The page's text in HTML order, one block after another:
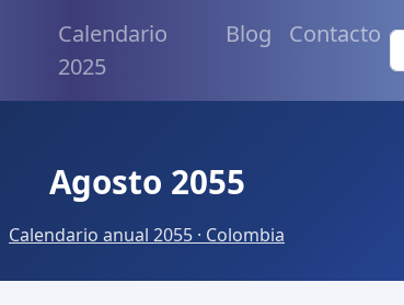
Calendario
2025
Blog Contacto
Agosto 2055
Calendario anual 2055 · Colombia